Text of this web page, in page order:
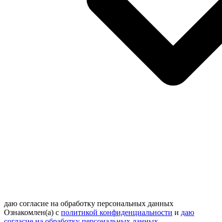
даю согласие на обработку персональных данных
Ознакомлен(а) с политикой конфиденциальности и даю